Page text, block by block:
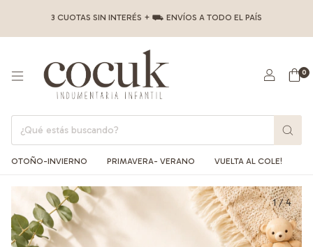
3 CUOTAS SIN INTERÉS + ⛟ ENVÍOS A TODO EL PAÍS
0
OTOÑO-INVIERNO PRIMAVERA- VERANO VUELTA AL COLE!
1/4